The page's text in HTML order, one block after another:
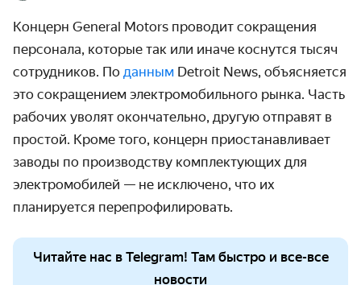
Концерн General Motors проводит сокращения
персонала, которые так или иначе коснутся тысяч
сотрудников. По данным Detroit News, объясняется
это сокращением электромобильного рынка. Часть
рабочих уволят окончательно, другую отправят в
простой. Кроме того, концерн приостанавливает
заводы по производству комплектующих для
электромобилей — не исключено, что их
планируется перепрофилировать.
Читайте нас в Telegram! Там быстро и все-все
новости